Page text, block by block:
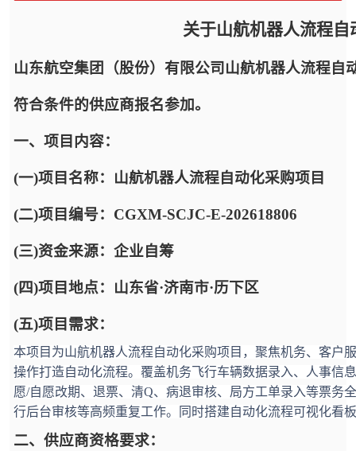
关于山航机器人流程
山东航空集团（股份）有限公司山航机器人流程
符合条件的供应商报名参加。
一、项目内容：
(一)项目名称：山航机器人流程自动化采购项目
(二)项目编号：CGXM-SCJC-E-202618806
(三)资金来源：企业自筹
(四)项目地点：山东省·济南市·历下区
(五)项目需求：
本项目为山航机器人流程自动化采购项目，聚焦机务、客户
操作打造自动化流程。覆盖机务飞行车辆数据录入、人事信
愿/自愿改期、退票、清Q、病退审核、局方工单录入等票务
行后台审核等高频重复工作。同时搭建自动化流程可视化看
二、供应商资格要求：